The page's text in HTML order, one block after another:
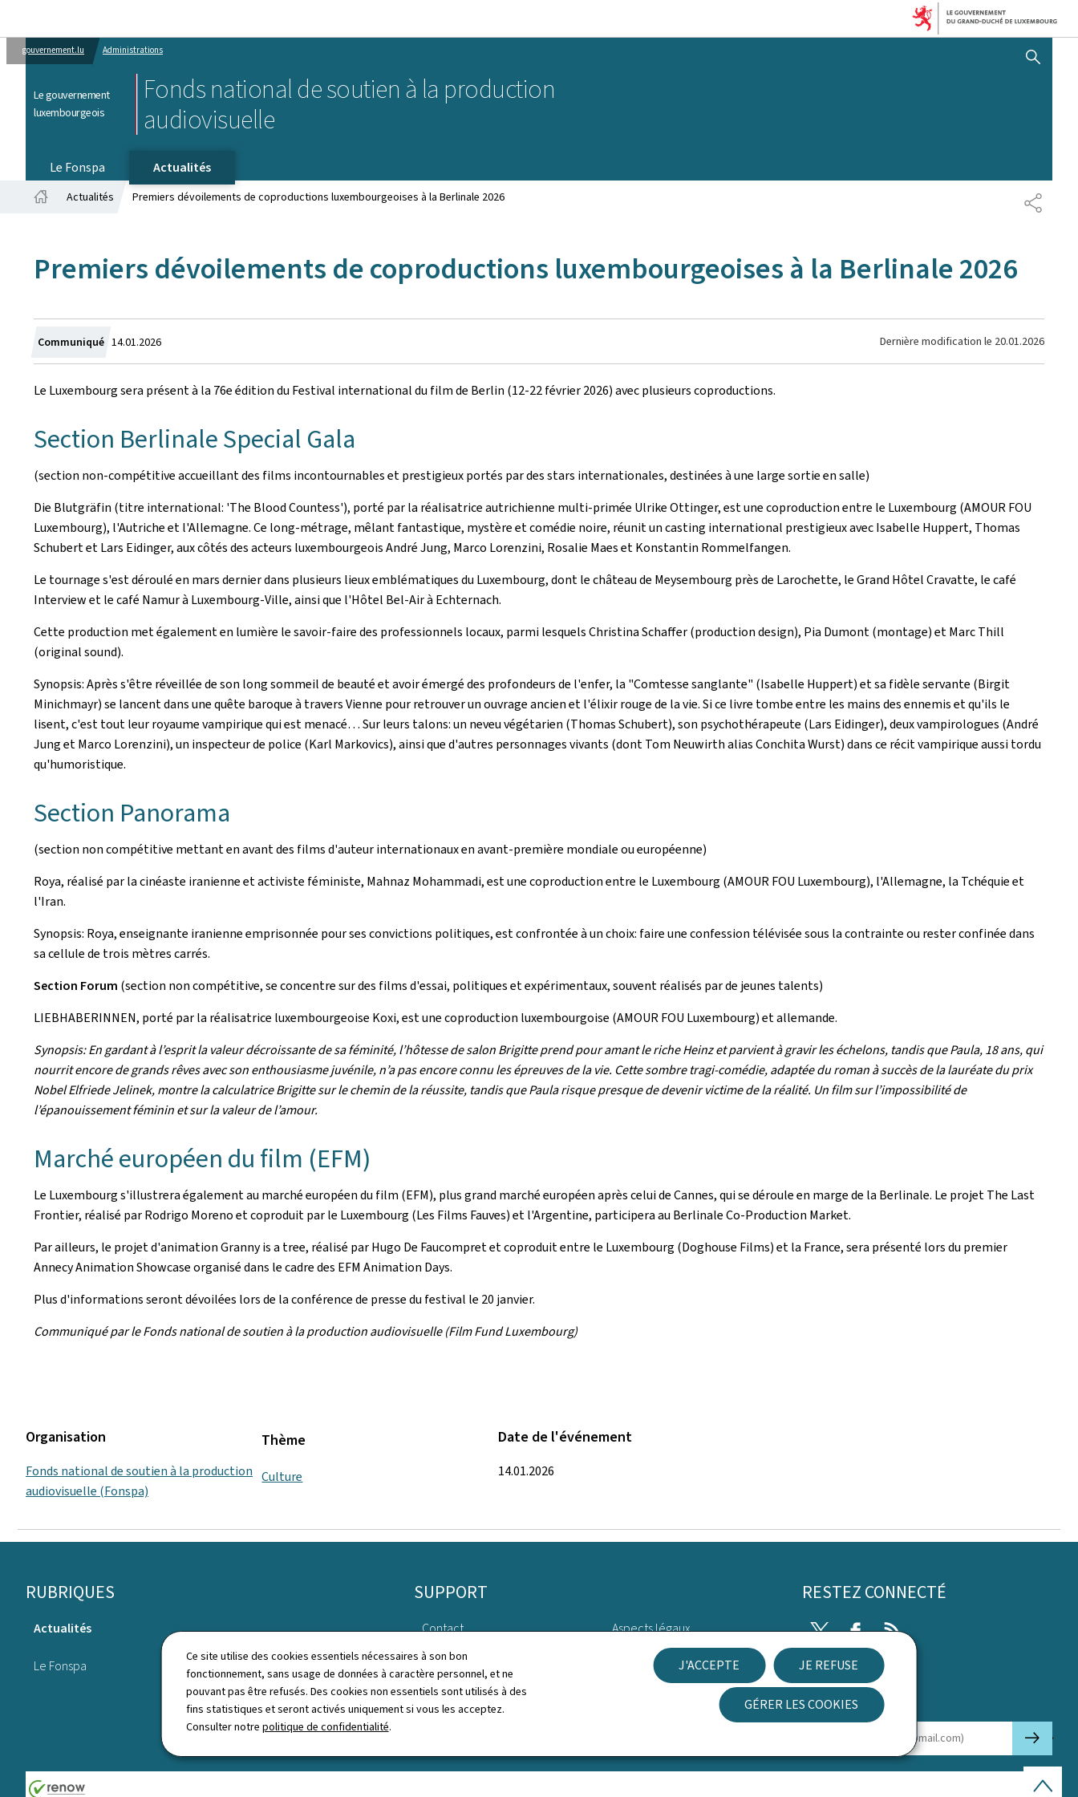
Ce site utilise des cookies essentiels nécessaires à son bon
fonctionnement, sans usage de données à caractère personnel, et ne
pouvant pas être refusés. Des cookies non essentiels sont utilisés à des
fins statistiques et seront activés uniquement si vous les acceptez.
Consulter notre politique de confidentialité.
J'ACCEPTE JE REFUSE
GÉRER LES COOKIES
gouvernement.lu Administrations
Le gouvernement
luxembourgeois
Fonds national de soutien à la production
audiovisuelle
AFFICHER / MASQUER
Le Fonspa
Actualités
Actualités Premiers dévoilements de coproductions luxembourgeoises à la Berlinale 2026
Premiers dévoilements de coproductions luxembourgeoises à la Berlinale 2026
Communiqué Crée
le
14.01.2026 Dernière modification le 20.01.2026
Le Luxembourg sera présent à la 76e édition du Festival international du film de Berlin (12-22 février 2026) avec plusieurs coproductions.
Section Berlinale Special Gala
(section non-compétitive accueillant des films incontournables et prestigieux portés par des stars internationales, destinées à une large sortie en salle)
Die Blutgräfin (titre international: 'The Blood Countess'), porté par la réalisatrice autrichienne multi-primée Ulrike Ottinger, est une coproduction entre le Luxembourg (AMOUR FOU
Luxembourg), l'Autriche et l'Allemagne. Ce long-métrage, mêlant fantastique, mystère et comédie noire, réunit un casting international prestigieux avec Isabelle Huppert, Thomas
Schubert et Lars Eidinger, aux côtés des acteurs luxembourgeois André Jung, Marco Lorenzini, Rosalie Maes et Konstantin Rommelfangen.
Le tournage s'est déroulé en mars dernier dans plusieurs lieux emblématiques du Luxembourg, dont le château de Meysembourg près de Larochette, le Grand Hôtel Cravatte, le café
Interview et le café Namur à Luxembourg-Ville, ainsi que l'Hôtel Bel-Air à Echternach.
Cette production met également en lumière le savoir-faire des professionnels locaux, parmi lesquels Christina Schaffer (production design), Pia Dumont (montage) et Marc Thill
(original sound).
Synopsis: Après s'être réveillée de son long sommeil de beauté et avoir émergé des profondeurs de l'enfer, la "Comtesse sanglante" (Isabelle Huppert) et sa fidèle servante (Birgit
Minichmayr) se lancent dans une quête baroque à travers Vienne pour retrouver un ouvrage ancien et l'élixir rouge de la vie. Si ce livre tombe entre les mains des ennemis et qu'ils le
lisent, c'est tout leur royaume vampirique qui est menacé… Sur leurs talons: un neveu végétarien (Thomas Schubert), son psychothérapeute (Lars Eidinger), deux vampirologues (André
Jung et Marco Lorenzini), un inspecteur de police (Karl Markovics), ainsi que d'autres personnages vivants (dont Tom Neuwirth alias Conchita Wurst) dans ce récit vampirique aussi tordu
qu'humoristique.
Section Panorama
(section non compétitive mettant en avant des films d'auteur internationaux en avant-première mondiale ou européenne)
Roya, réalisé par la cinéaste iranienne et activiste féministe, Mahnaz Mohammadi, est une coproduction entre le Luxembourg (AMOUR FOU Luxembourg), l'Allemagne, la Tchéquie et
l'Iran.
Synopsis: Roya, enseignante iranienne emprisonnée pour ses convictions politiques, est confrontée à un choix: faire une confession télévisée sous la contrainte ou rester confinée dans
sa cellule de trois mètres carrés.
Section Forum (section non compétitive, se concentre sur des films d'essai, politiques et expérimentaux, souvent réalisés par de jeunes talents)
LIEBHABERINNEN, porté par la réalisatrice luxembourgeoise Koxi, est une coproduction luxembourgoise (AMOUR FOU Luxembourg) et allemande.
Synopsis: En gardant à l’esprit la valeur décroissante de sa féminité, l’hôtesse de salon Brigitte prend pour amant le riche Heinz et parvient à gravir les échelons, tandis que Paula, 18 ans, qui
nourrit encore de grands rêves avec son enthousiasme juvénile, n’a pas encore connu les épreuves de la vie. Cette sombre tragi-comédie, adaptée du roman à succès de la lauréate du prix
Nobel Elfriede Jelinek, montre la calculatrice Brigitte sur le chemin de la réussite, tandis que Paula risque presque de devenir victime de la réalité. Un film sur l’impossibilité de
l’épanouissement féminin et sur la valeur de l’amour.
Marché européen du film (EFM)
Le Luxembourg s'illustrera également au marché européen du film (EFM), plus grand marché européen après celui de Cannes, qui se déroule en marge de la Berlinale. Le projet The Last
Frontier, réalisé par Rodrigo Moreno et coproduit par le Luxembourg (Les Films Fauves) et l'Argentine, participera au Berlinale Co-Production Market.
Par ailleurs, le projet d'animation Granny is a tree, réalisé par Hugo De Faucompret et coproduit entre le Luxembourg (Doghouse Films) et la France, sera présenté lors du premier
Annecy Animation Showcase organisé dans le cadre des EFM Animation Days.
Plus d'informations seront dévoilées lors de la conférence de presse du festival le 20 janvier.
Communiqué par le Fonds national de soutien à la production audiovisuelle (Film Fund Luxembourg)
Organisation
Fonds national de soutien à la production
audiovisuelle (Fonspa)
Thème
Culture
Date de l'événement
14.01.2026
Pied
de
RUBRIQUES
Actualités
Le Fonspa
SUPPORT
Contact
Plan du site
À propos du site
Aspects légaux
Déclaration d'accessibilité
RESTEZ CONNECTÉ
TwitterFacebook
RSS
Newsletter
🡒
Haut